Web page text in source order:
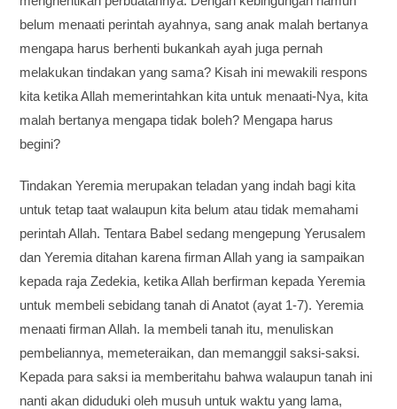
belum menaati perintah ayahnya, sang anak malah bertanya
mengapa harus berhenti bukankah ayah juga pernah
melakukan tindakan yang sama? Kisah ini mewakili respons
kita ketika Allah memerintahkan kita untuk menaati-Nya, kita
malah bertanya mengapa tidak boleh? Mengapa harus
begini?
Tindakan Yeremia merupakan teladan yang indah bagi kita
untuk tetap taat walaupun kita belum atau tidak memahami
perintah Allah. Tentara Babel sedang mengepung Yerusalem
dan Yeremia ditahan karena firman Allah yang ia sampaikan
kepada raja Zedekia, ketika Allah berfirman kepada Yeremia
untuk membeli sebidang tanah di Anatot (ayat 1-7). Yeremia
menaati firman Allah. Ia membeli tanah itu, menuliskan
pembeliannya, memeteraikan, dan memanggil saksi-saksi.
Kepada para saksi ia memberitahu bahwa walaupun tanah ini
nanti akan diduduki oleh musuh untuk waktu yang lama,